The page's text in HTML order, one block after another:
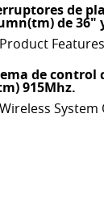
de
de 36"
Product Features
de control
915Mhz.
Wireless System